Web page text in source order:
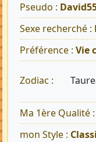
Pseudo :
Sexe recherché :
Préférence : Vie
Zodiac :
Ma 1ère Qualité :
mon Style :